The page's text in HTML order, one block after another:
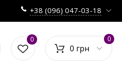
+38 (096) 047-03-18
0
0 грн
0